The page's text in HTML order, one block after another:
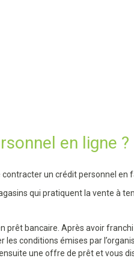
en ligne ?
contracter un crédit personnel en
qui pratiquent la vente à
prêt bancaire. Après avoir
conditions émises par
une offre de prêt et vous